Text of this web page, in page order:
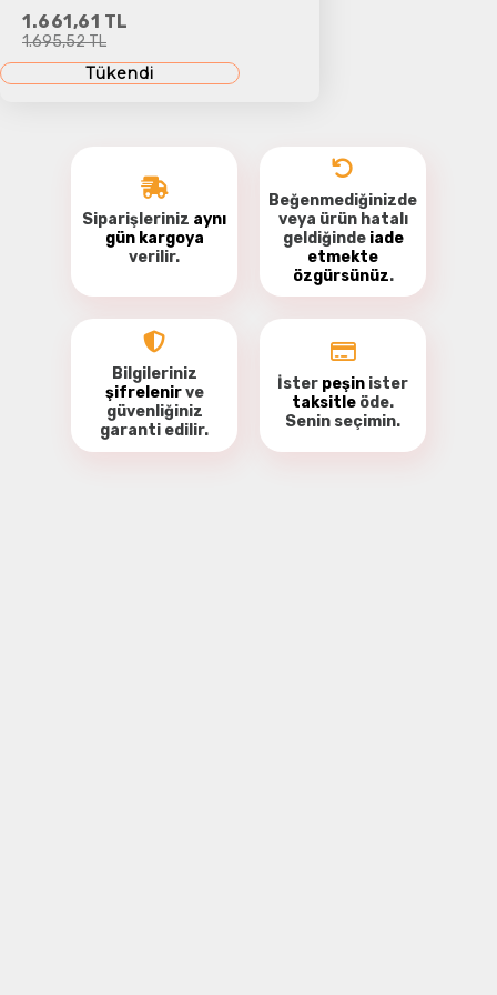
1.661,61 TL
1.695,52 TL
Tükendi
Siparişleriniz aynı
gün kargoya
verilir.
Beğenmediğinizde
veya ürün hatalı
geldiğinde iade
etmekte
özgürsünüz.
Bilgileriniz
şifrelenirve
güvenliğiniz
garanti edilir.
İster peşin ister
taksitle öde.
Senin seçimin.